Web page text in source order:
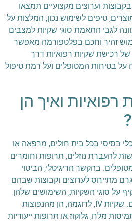
בקבוצות וערוצים מקצועיים תמצאו
טיפים לשימוש נכון, המלצות על
לגבי התאמת סוגי שקיות למצבים
זהיר וחכם בפלטפורמה מאפשר
של רכישת שקיות רפואיות דרך
בטיחות המטופלים ועל רמת טיפול
רפואיות ואיך הן
בסיסי בכל בית חולים, מרפאה או
להעברת נוזלים, תרופות וחומרים
בהקשר הדיגיטלי, הביטוי
מתייחס לערוצים וקבוצות שבהם
על סוגי השקיות, השימושים שלהן
והמלצות על ספקים. שקיות IV, לדוגמה, הן מהנפוצות
מלח, גלוקוז או תרופות ייעודיות